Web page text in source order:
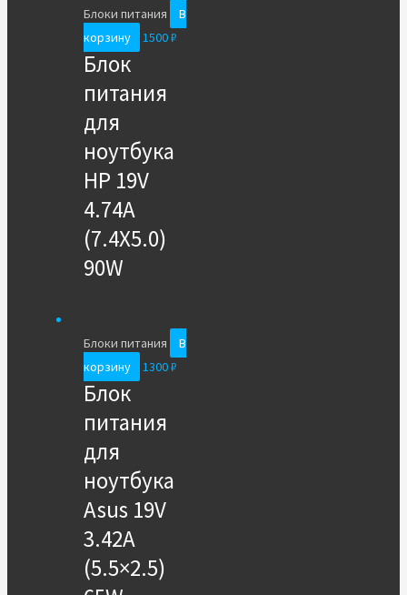
Блоки питания
В
корзину
1500₽
Блок
питания
для
ноутбука
HP 19V
4.74A
(7.4X5.0)
90W
Блоки питания
В
корзину
1300₽
Блок
питания
для
ноутбука
Asus 19V
3.42A
(5.5×2.5)